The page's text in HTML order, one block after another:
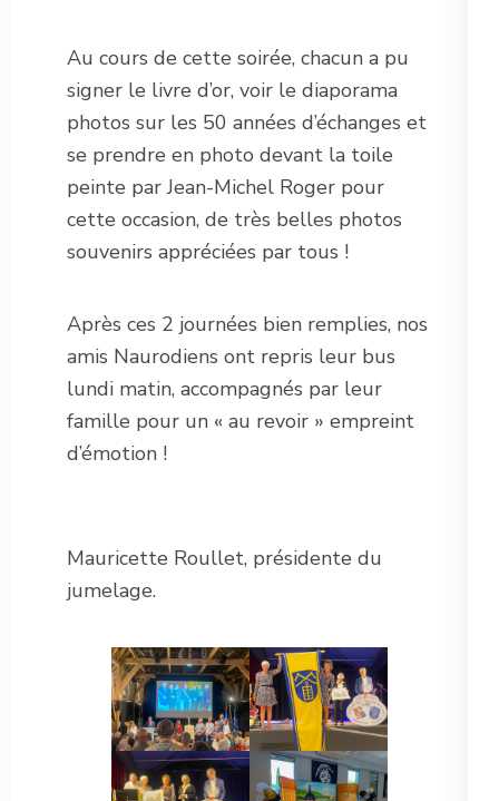
Au cours de cette soirée, chacun a pu
signer le livre d’or, voir le diaporama
photos sur les 50 années d’échanges et
se prendre en photo devant la toile
peinte par Jean-Michel Roger pour
cette occasion, de très belles photos
souvenirs appréciées par tous !
Après ces 2 journées bien remplies, nos
amis Naurodiens ont repris leur bus
lundi matin, accompagnés par leur
famille pour un « au revoir » empreint
d’émotion !
Mauricette Roullet, présidente du
jumelage.